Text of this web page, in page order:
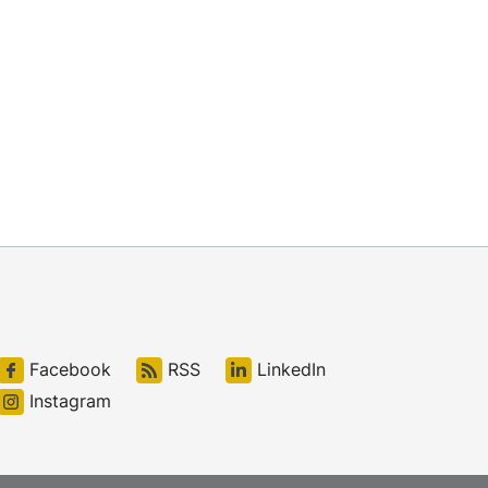
Facebook RSS
LinkedIn
Instagram